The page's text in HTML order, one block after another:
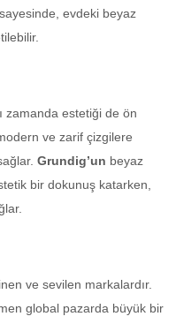
evdeki beyaz
zamanda estetiği de ön
ve zarif çizgilere
Grundig’un beyaz
bir dokunuş katarken,
ve sevilen markalardır.
global pazarda büyük bir